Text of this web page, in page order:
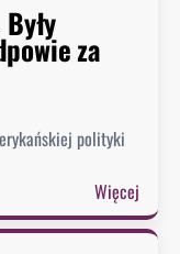
za
polityki
Więcej:
S